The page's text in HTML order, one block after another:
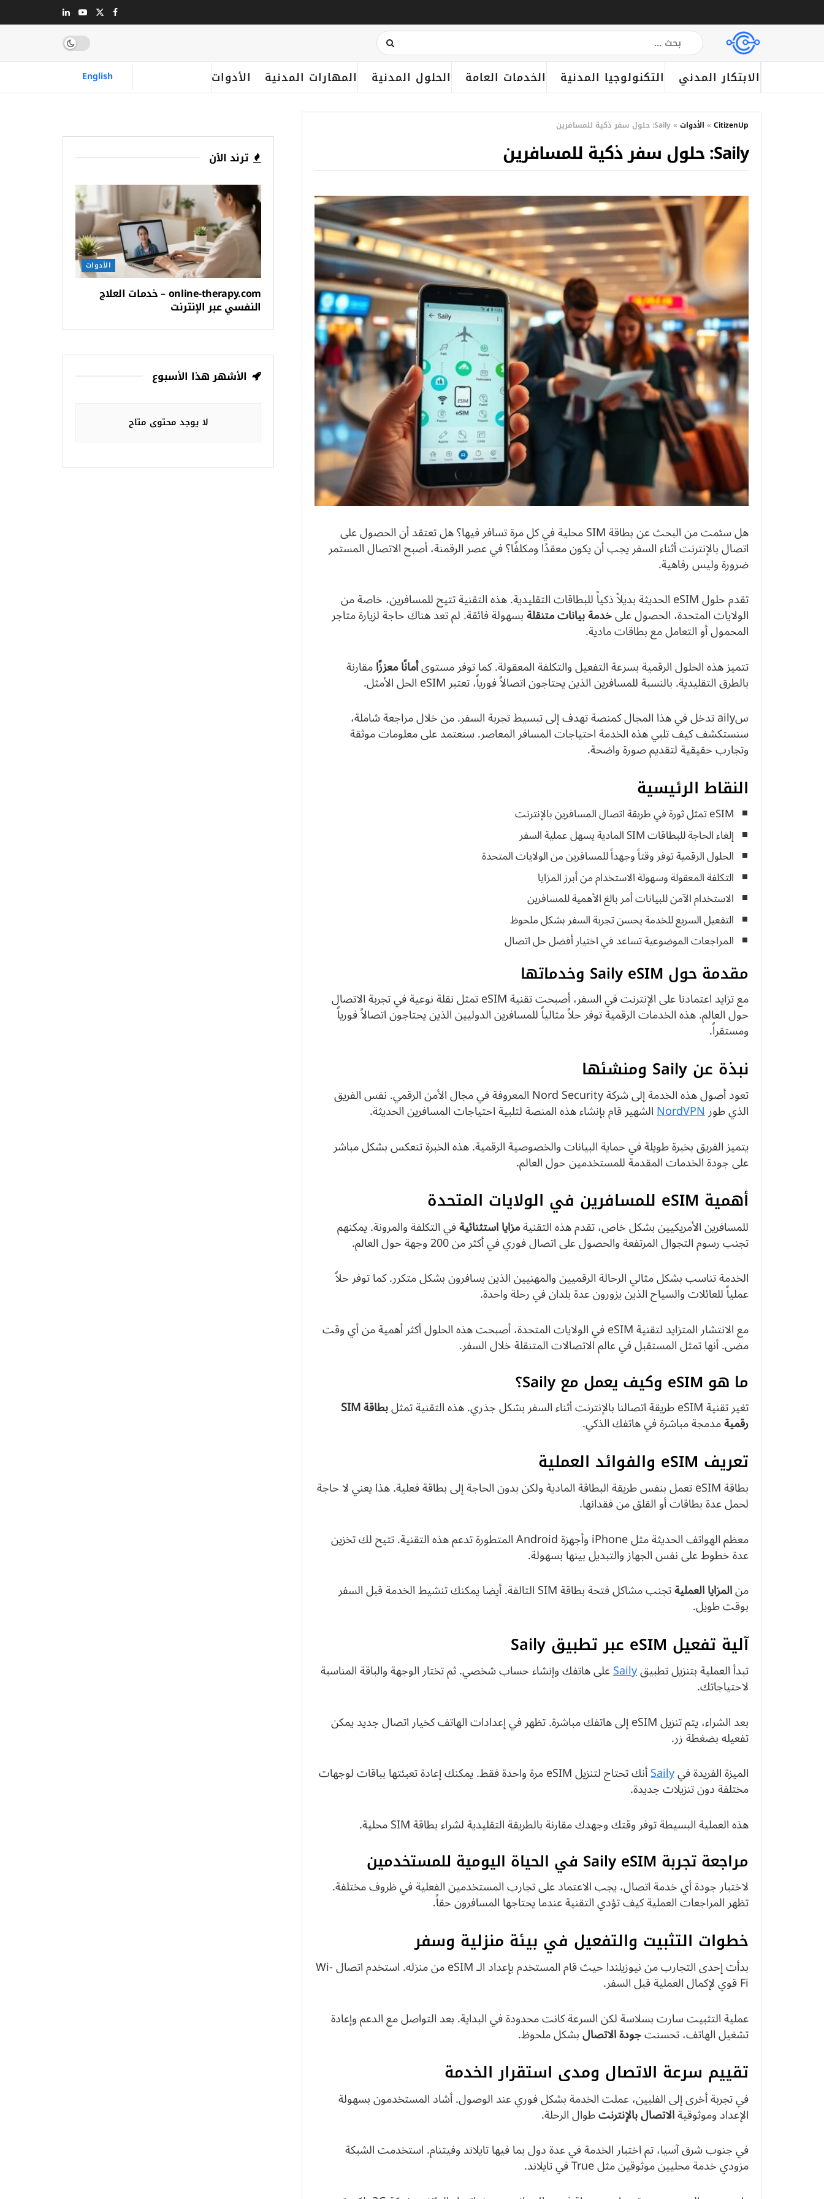
الابتكار المدني التكنولوجيا المدنية الخدمات العامة الحلول المدنية المهارات المدنية الأدوات English
CitizenUp
» الأدوات »Saily: حلول سفر ذكية للمسافرين
Saily: حلول سفر ذكية للمسافرين
هل سئمت من البحث عن بطاقة SIM محلية في كل مرة تسافر فيها؟ هل تعتقد أن الحصول على
اتصال بالإنترنت أثناء السفر يجب أن يكون معقدًا ومكلفًا؟ في عصر الرقمنة، أصبح الاتصال المستمر
ضرورة وليس رفاهية.
تقدم حلول eSIM الحديثة بديلاً ذكياً للبطاقات التقليدية. هذه التقنية تتيح للمسافرين، خاصة من
الولايات المتحدة، الحصول علىخدمة بيانات متنقلةبسهولة فائقة. لم تعد هناك حاجة لزيارة متاجر
المحمول أو التعامل مع بطاقات مادية.
تتميز هذه الحلول الرقمية بسرعة التفعيل والتكلفة المعقولة. كما توفر مستوىأمانًا معززًامقارنة
بالطرق التقليدية. بالنسبة للمسافرين الذين يحتاجون اتصالاً فورياً، تعتبر eSIM الحل الأمثل.
سaily تدخل في هذا المجال كمنصة تهدف إلى تبسيط تجربة السفر. من خلال مراجعة شاملة،
سنستكشف كيف تلبي هذه الخدمة احتياجات المسافر المعاصر. سنعتمد على معلومات موثقة
وتجارب حقيقية لتقديم صورة واضحة.
النقاط الرئيسية
eSIM تمثل ثورة في طريقة اتصال المسافرين بالإنترنت
إلغاء الحاجة للبطاقات SIM المادية يسهل عملية السفر
الحلول الرقمية توفر وقتاً وجهداً للمسافرين من الولايات المتحدة
التكلفة المعقولة وسهولة الاستخدام من أبرز المزايا
الاستخدام الآمن للبيانات أمر بالغ الأهمية للمسافرين
التفعيل السريع للخدمة يحسن تجربة السفر بشكل ملحوظ
المراجعات الموضوعية تساعد في اختيار أفضل حل اتصال
مقدمة حول Saily eSIM وخدماتها
مع تزايد اعتمادنا على الإنترنت في السفر، أصبحت تقنية eSIM تمثل نقلة نوعية في تجربة الاتصال
حول العالم. هذه الخدمات الرقمية توفر حلاً مثالياً للمسافرين الدوليين الذين يحتاجون اتصالاً فورياً
ومستقراً.
نبذة عن Saily ومنشئها
تعود أصول هذه الخدمة إلى شركة Nord Security المعروفة في مجال الأمن الرقمي. نفس الفريق
الذي طورNordVPNالشهير قام بإنشاء هذه المنصة لتلبية احتياجات المسافرين الحديثة.
يتميز الفريق بخبرة طويلة في حماية البيانات والخصوصية الرقمية. هذه الخبرة تنعكس بشكل مباشر
على جودة الخدمات المقدمة للمستخدمين حول العالم.
أهمية eSIM للمسافرين في الولايات المتحدة
للمسافرين الأمريكيين بشكل خاص، تقدم هذه التقنيةمزايا استثنائيةفي التكلفة والمرونة. يمكنهم
تجنب رسوم التجوال المرتفعة والحصول على اتصال فوري في أكثر من 200 وجهة حول العالم.
الخدمة تناسب بشكل مثالي الرحالة الرقميين والمهنيين الذين يسافرون بشكل متكرر. كما توفر حلاً
عملياً للعائلات والسياح الذين يزورون عدة بلدان في رحلة واحدة.
مع الانتشار المتزايد لتقنية eSIM في الولايات المتحدة، أصبحت هذه الحلول أكثر أهمية من أي وقت
مضى. أنها تمثل المستقبل في عالم الاتصالات المتنقلة خلال السفر.
ما هو eSIM وكيف يعمل مع Saily؟
تغير تقنية eSIM طريقة اتصالنا بالإنترنت أثناء السفر بشكل جذري. هذه التقنية تمثل بطاقة SIM
رقميةمدمجة مباشرة في هاتفك الذكي.
تعريف eSIM والفوائد العملية
بطاقة eSIM تعمل بنفس طريقة البطاقة المادية ولكن بدون الحاجة إلى بطاقة فعلية. هذا يعني لا حاجة
لحمل عدة بطاقات أو القلق من فقدانها.
معظم الهواتف الحديثة مثل iPhone وأجهزة Android المتطورة تدعم هذه التقنية. تتيح لك تخزين
عدة خطوط على نفس الجهاز والتبديل بينها بسهولة.
منالمزايا العملية تجنب مشاكل فتحة بطاقة SIM التالفة. أيضا يمكنك تنشيط الخدمة قبل السفر
بوقت طويل.
آلية تفعيل eSIM عبر تطبيق Saily
تبدأ العملية بتنزيل تطبيقSailyعلى هاتفك وإنشاء حساب شخصي. ثم تختار الوجهة والباقة المناسبة
لاحتياجاتك.
بعد الشراء، يتم تنزيل eSIM إلى هاتفك مباشرة. تظهر في إعدادات الهاتف كخيار اتصال جديد يمكن
تفعيله بضغطة زر.
الميزة الفريدة فيSaily أنك تحتاج لتنزيل eSIM مرة واحدة فقط. يمكنك إعادة تعبئتها بباقات لوجهات
مختلفة دون تنزيلات جديدة.
هذه العملية البسيطة توفر وقتك وجهدك مقارنة بالطريقة التقليدية لشراء بطاقة SIM محلية.
مراجعة تجربة Saily eSIM في الحياة اليومية للمستخدمين
لاختبار جودة أي خدمة اتصال، يجب الاعتماد على تجارب المستخدمين الفعلية في ظروف مختلفة.
تظهر المراجعات العملية كيف تؤدي التقنية عندما يحتاجها المسافرون حقاً.
خطوات التثبيت والتفعيل في بيئة منزلية وسفر
بدأت إحدى التجارب من نيوزيلندا حيث قام المستخدم بإعداد الـ eSIM من منزله. استخدم اتصال Wi-
Fi قوي لإكمال العملية قبل السفر.
عملية التثبيت سارت بسلاسة لكن السرعة كانت محدودة في البداية. بعد التواصل مع الدعم وإعادة
تشغيل الهاتف، تحسنتجودة الاتصالبشكل ملحوظ.
تقييم سرعة الاتصال ومدى استقرار الخدمة
في تجربة أخرى إلى الفلبين، عملت الخدمة بشكل فوري عند الوصول. أشاد المستخدمون بسهولة
الإعداد وموثوقيةالاتصال بالإنترنتطوال الرحلة.
في جنوب شرق آسيا، تم اختبار الخدمة في عدة دول بما فيها تايلاند وفيتنام. استخدمت الشبكة
مزودي خدمة محليين موثوقين مثل True في تايلاند.
ترند الٱن
الأدوات
online-therapy.com – خدمات العلاج
النفسي عبر الإنترنت
الأشهر هذا الأسبوع
لا يوجد محتوى متاح